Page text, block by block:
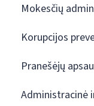
Mokesčių
Korupcijos
Pranešėjų
Administracinė